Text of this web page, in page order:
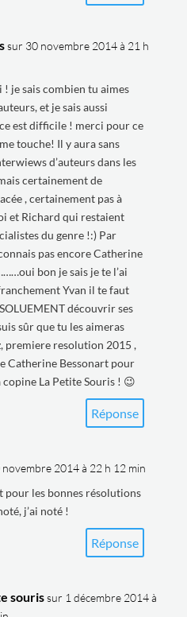
sur 30 novembre 2014 à 21 h
je sais combien tu aimes
et je sais aussi
est difficile ! merci pour ce
touche! Il y aura sans
d’auteurs dans les
certainement de
, certainement pas à
et Richard qui restaient
du genre !:) Par
pas encore Catherine
bon je sais je te l’ai
Yvan il te faut
découvrir ses
sûr que tu les aimeras
premiere resolution 2015 ,
Catherine Bessonart pour
La Petite Souris ! 😉
Réponse
2014 à 22 h 12 min
pour les bonnes résolutions
j’ai noté !
Réponse
souris sur 1 décembre 2014 à